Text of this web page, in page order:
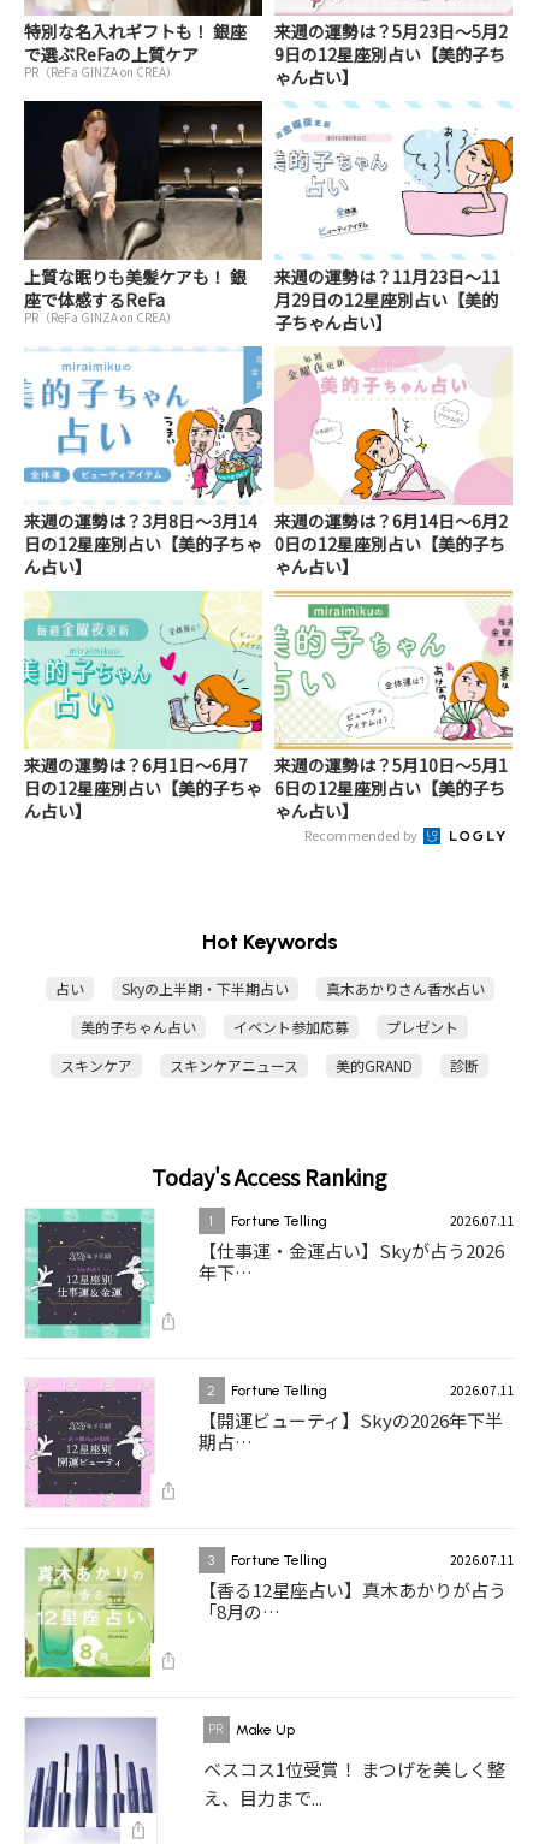
特別な名入れギフトも！ 銀座
で選ぶReFaの上質ケア
PR（ReFa GINZA on CREA）
来週の運勢は？5月23日～5月2
9日の12星座別占い【美的子ち
ゃん占い】
上質な眠りも美髪ケアも！ 銀
座で体感するReFa
PR（ReFa GINZA on CREA）
来週の運勢は？11月23日～11
月29日の12星座別占い【美的
子ちゃん占い】
来週の運勢は？3月8日～3月14
日の12星座別占い【美的子ちゃ
ん占い】
来週の運勢は？6月14日～6月2
0日の12星座別占い【美的子ち
ゃん占い】
来週の運勢は？6月1日～6月7
日の12星座別占い【美的子ちゃ
ん占い】
来週の運勢は？5月10日～5月1
6日の12星座別占い【美的子ち
ゃん占い】
Recommended by
Hot Keywords
占い Skyの上半期・下半期占い
真木あかりさん香水占い
美的子ちゃん占い
イベント参加応募
プレゼント
スキンケア
スキンケアニュース 美的GRAND 診断
Today's Access Ranking
1 Fortune Telling 2026.07.11
【仕事運・金運占い】Skyが占う2026
年下…
2 Fortune Telling 2026.07.11
【開運ビューティ】Skyの2026年下半
期占…
3 Fortune Telling 2026.07.11
【香る12星座占い】真木あかりが占う
「8月の…
Make Up
ベスコス1位受賞！ まつげを美しく整
え、目力まで...